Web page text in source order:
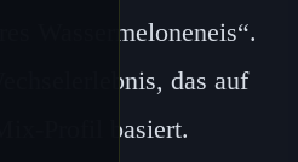
Wassermeloneneis“.
das auf
Profil basiert.